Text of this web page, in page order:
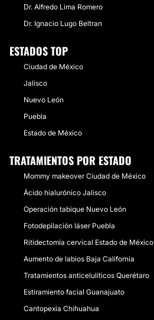
Dr. Alfredo Lima Romero
Dr. Ignacio Lugo Beltran
ESTADOS TOP
Ciudad de México
Jalisco
Nuevo León
Puebla
Estado de México
TRATAMIENTOS POR ESTADO
Mommy makeover Ciudad de México
Ácido hialurónico Jalisco
Operación tabique Nuevo León
Fotodepilación láser Puebla
Ritidectomía cervical Estado de México
Aumento de labios Baja California
Tratamientos anticelulíticos Querétaro
Estiramiento facial Guanajuato
Cantopexia Chihuahua